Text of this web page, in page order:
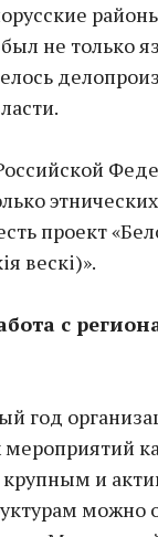
не только
проект
вескi)».
с
год
крупным и
можно